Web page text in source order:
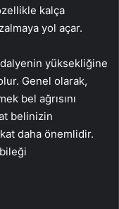
kalça
yol açar.
yüksekliğine
Genel olarak,
bel ağrısını
belinizin
daha önemlidir.